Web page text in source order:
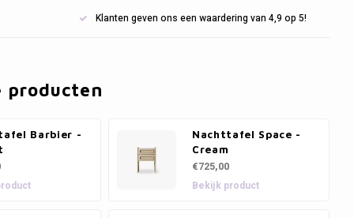
Klanten geven ons een waardering van 4,9 op 5!
producten
Barbier -
Nachttafel Space -
Cream
€725,00
Bekijk product